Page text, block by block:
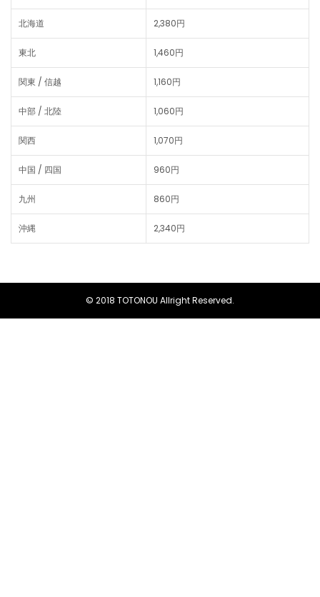
北海道 2,380円
東北 1,460円
関東 / 信越 1,160円
中部 / 北陸 1,060円
関西 1,070円
中国 / 四国 960円
九州 860円
沖縄 2,340円
© 2018 TOTONOU Allright Reserved.